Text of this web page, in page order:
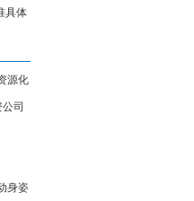
具体
源化
司
身姿